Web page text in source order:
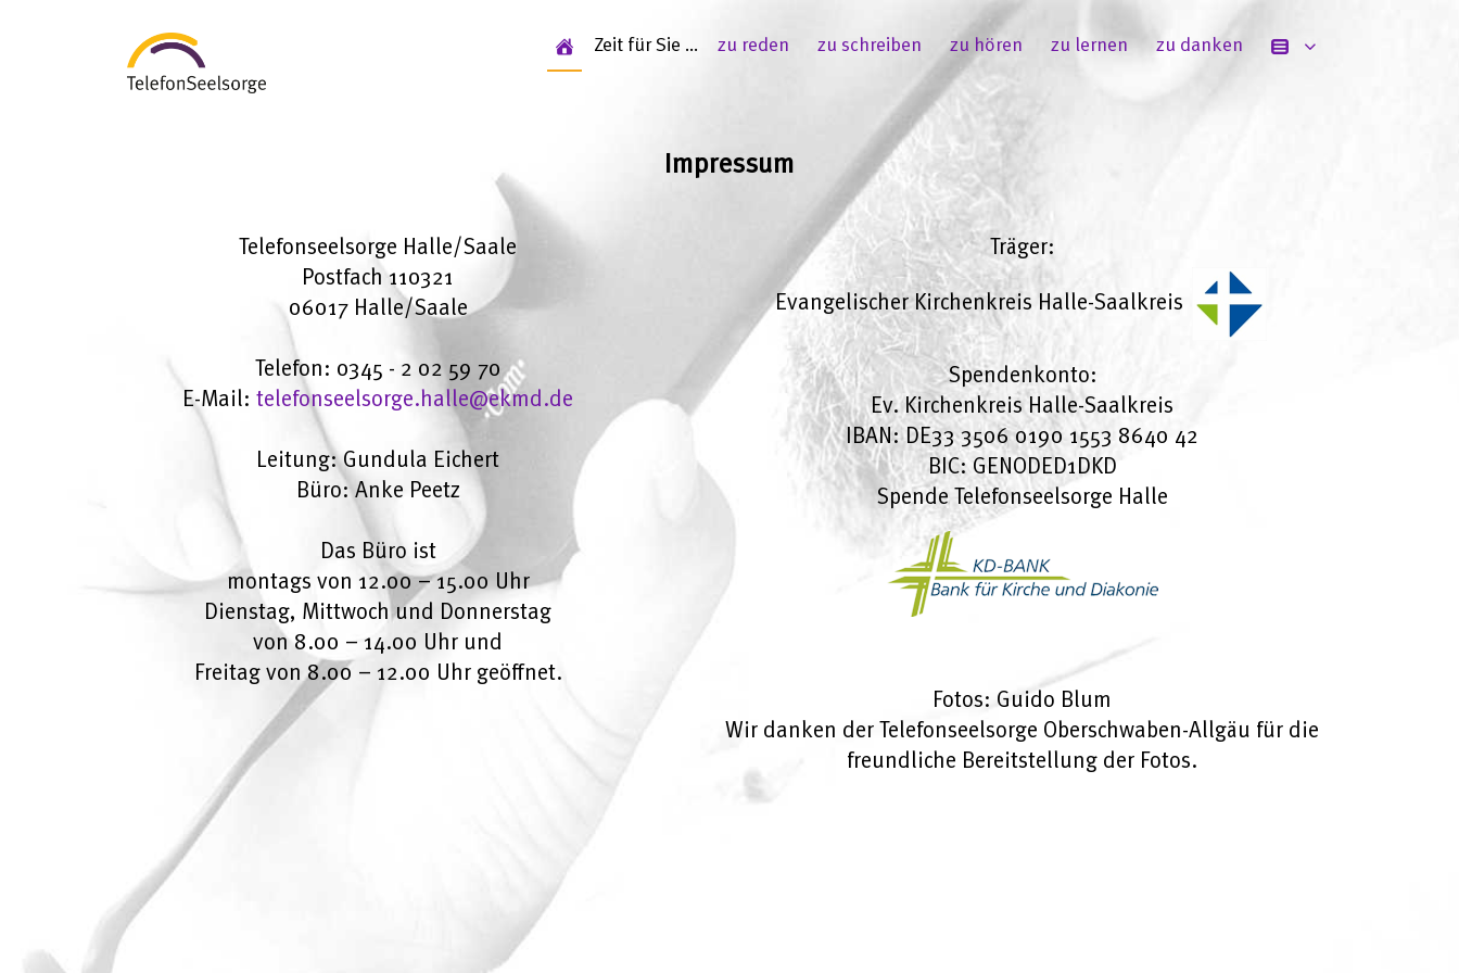
Zeit für Sie ... zu reden zu schreiben zu hören zu lernen zu danken
Impressum
Telefonseelsorge Halle/Saale
Postfach 110321
06017 Halle/Saale
Telefon: 0345 - 2 02 59 70
E-Mail:telefonseelsorge.halle@ekmd.de
Leitung: Gundula Eichert
Büro: Anke Peetz
Das Büro ist
montags von 12.00 – 15.00 Uhr
Dienstag, Mittwoch und Donnerstag
von 8.00 – 14.00 Uhr und
Freitag von 8.00 – 12.00 Uhr geöffnet.
Träger:
Evangelischer Kirchenkreis Halle-Saalkreis
Spendenkonto:
Ev. Kirchenkreis Halle-Saalkreis
IBAN: DE33 3506 0190 1553 8640 42
BIC: GENODED1DKD
Spende Telefonseelsorge Halle
Fotos: Guido Blum
Wir danken der Telefonseelsorge Oberschwaben-Allgäu für die
freundliche Bereitstellung der Fotos.